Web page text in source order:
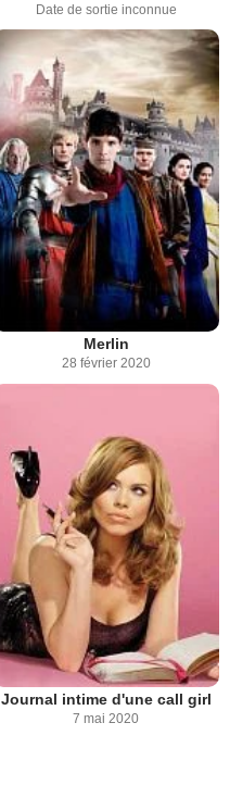
Date de sortie inconnue
Merlin
28 février 2020
Journal intime d'une call girl
7 mai 2020